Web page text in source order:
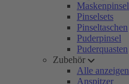
Maskenpinsel
Pinselsets
Pinseltaschen
Puderpinsel
Puderquasten
Zubehör
Alle anzeigen
Anspitzer